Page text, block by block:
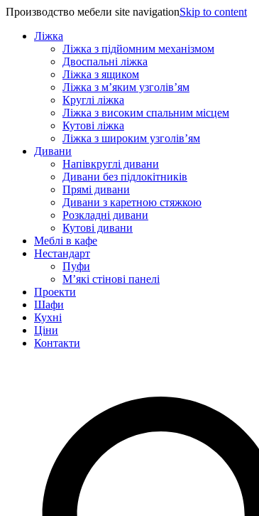
Производство мебели site navigationSkip to content
Ліжка
Ліжка з підйомним механізмом
Двоспальні ліжка
Ліжка з ящиком
Ліжка з м’яким узголів’ям
Круглі ліжка
Ліжка з високим спальним місцем
Кутові ліжка
Ліжка з широким узголів’ям
Дивани
Напівкруглі дивани
Дивани без підлокітників
Прямі дивани
Дивани з каретною стяжкою
Розкладні дивани
Кутові дивани
Меблі в кафе
Нестандарт
Пуфи
М’які стінові панелі
Проекти
Шафи
Кухні
Ціни
Контакти